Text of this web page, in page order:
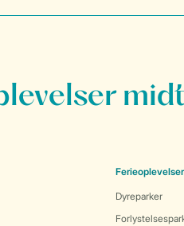
Dyreparker